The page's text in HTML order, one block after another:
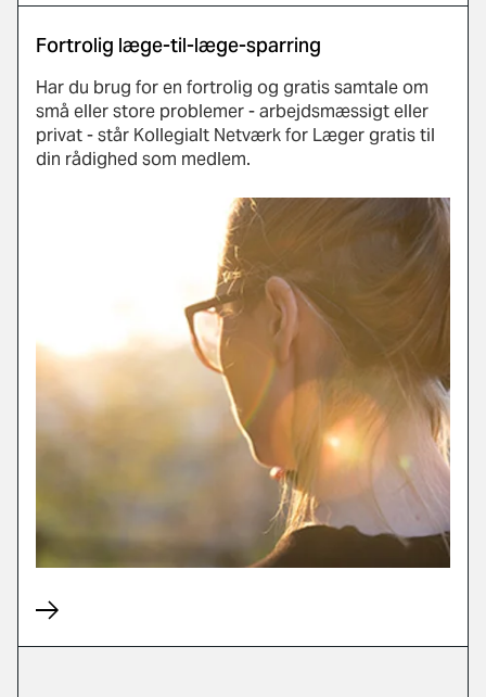
Fortrolig læge-til-læge-sparring
Har du brug for en fortrolig og gratis samtale om
små eller store problemer - arbejdsmæssigt eller
privat - står Kollegialt Netværk for Læger gratis til
din rådighed som medlem.